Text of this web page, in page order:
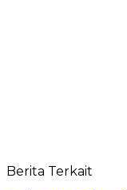
Berita Terkait